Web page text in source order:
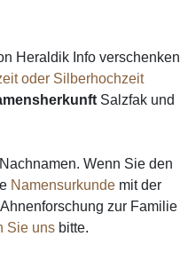
Heraldik Info verschenken
oder Silberhochzeit
Salzfak und
Wenn Sie den
Namensurkunde mit der
zur Familie
Sie uns bitte.